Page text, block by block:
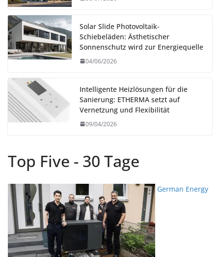
Solar Slide Photovoltaik-
Schiebeläden: Ästhetischer
Sonnenschutz wird zur Energiequelle
04/06/2026
Intelligente Heizlösungen für die
Sanierung: ETHERMA setzt auf
Vernetzung und Flexibilität
09/04/2026
Top Five - 30 Tage
German Energy